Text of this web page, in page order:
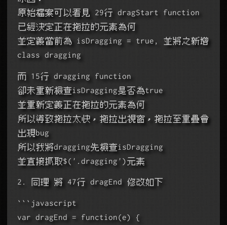
原始檔案可以看見 29行 dragStart function
已經決定正在拖拉的元素為何
並定義當前為 isDragging = true, 並將之新增
class dragging
而 15行 dragging function
卻未重新檢查isDragging是否為true
並重新定義正在拖拉的元素為何
所以導致拖拉太快，拖拉出視窗，拖拉至重疊會
出現bug
所以我將dragging先檢查isDragging
並直接抓取$('.dragging')元素
2. 同理 將 47行 dragEnd 修改如下
```javascript
var dragEnd = function(e) {